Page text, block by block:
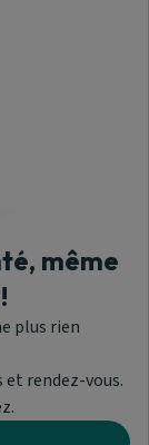
même
plus rien
rendez-vous.